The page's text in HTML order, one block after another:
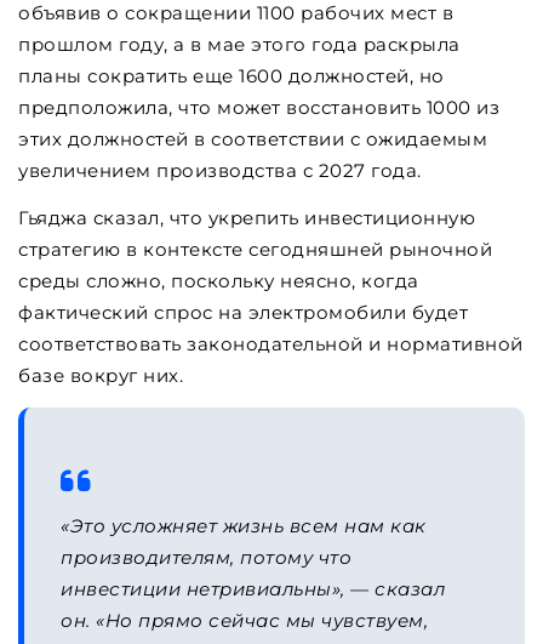
объявив о сокращении 1100 рабочих мест в
прошлом году, а в мае этого года раскрыла
планы сократить еще 1600 должностей, но
предположила, что может восстановить 1000 из
этих должностей в соответствии с ожидаемым
увеличением производства с 2027 года.
Гьяджа сказал, что укрепить инвестиционную
стратегию в контексте сегодняшней рыночной
среды сложно, поскольку неясно, когда
фактический спрос на электромобили будет
соответствовать законодательной и нормативной
базе вокруг них.
«Это усложняет жизнь всем нам как
производителям, потому что
инвестиции нетривиальны», — сказал
он. «Но прямо сейчас мы чувствуем,